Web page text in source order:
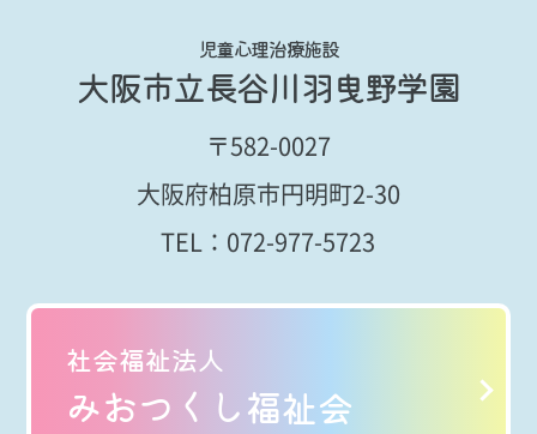
児童心理治療施設
大阪市立長谷川羽曳野学園
〒582-0027
大阪府柏原市円明町2-30
TEL： 072-977-5723
社会福祉法人
みおつくし福祉会